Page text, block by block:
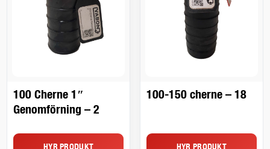
100 Cherne 1″
Genomförning – 2
HYR PRODUKT
100-150 cherne – 18
HYR PRODUKT